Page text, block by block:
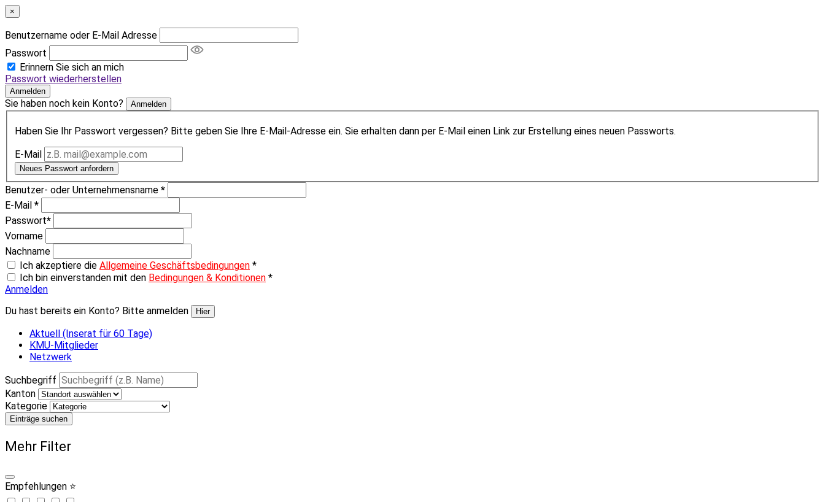
×
Benutzername oder E-Mail Adresse
Passwort
Erinnern Sie sich an mich
Passwort wiederherstellen
Anmelden
Sie haben noch kein Konto? Anmelden
Haben Sie Ihr Passwort vergessen? Bitte geben Sie Ihre E-Mail-Adresse ein. Sie erhalten dann per E-Mail einen Link zur Erstellung eines neuen Passworts.
E-Mail
Neues Passwort anfordern
Benutzer- oder Unternehmensname *
E-Mail *
Passwort*
Vorname
Nachname
Ich akzeptiere die Allgemeine Geschäftsbedingungen *
Ich bin einverstanden mit den Bedingungen & Konditionen *
Anmelden
Du hast bereits ein Konto? Bitte anmelden
Hier
Aktuell (Inserat für 60 Tage)
KMU-Mitglieder
Netzwerk
Suchbegriff
Kanton
Kategorie
Einträge suchen
Mehr Filter
Empfehlungen ⭐